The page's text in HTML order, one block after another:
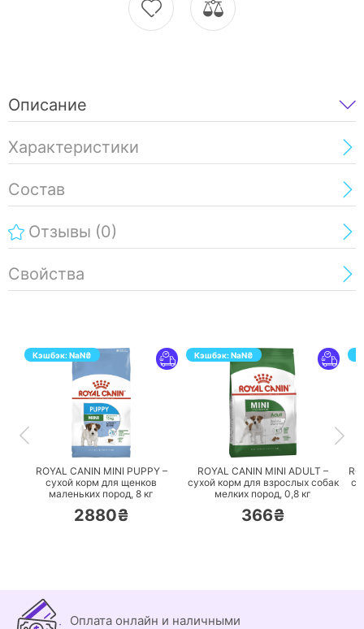
Описание
Характеристики
Состав
Отзывы (0)
Свойства
Кэшбэк:NaN₴
ПЕРЕЙТИ
ROYAL CANIN MINI PUPPY –
сухой корм для щенков
маленьких пород, 8 кг
2880₴
Кэшбэк:NaN₴
ПЕРЕЙТИ
ROYAL CANIN MINI ADULT –
сухой корм для взрослых собак
мелких пород, 0,8 кг
366₴
Оплата онлайн и наличными